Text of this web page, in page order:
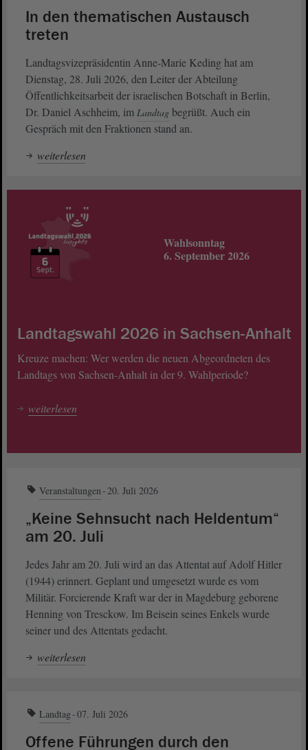
In den thematischen Austausch
treten
Landtagsvizepräsidentin Anne-Marie Keding hat am
Dienstag, 28. Juli 2026, den Leiter der Abteilung
Öffentlichkeitsarbeit der israelischen Botschaft in Berlin,
Dr. Daniel Aschheim, im Landtag begrüßt. Auch ein
Gespräch mit den Fraktionen stand an.
weiterlesen
Wahlsonntag
6. September 2026
Landtagswahl 2026 in Sachsen-Anhalt
Kreuze machen: Wer werden die neuen Abgeordneten des
Landtags von Sachsen-Anhalt in der 9. Wahlperiode?
weiterlesen
Veranstaltungen 20. Juli 2026
„Keine Sehnsucht nach Heldentum“
am 20. Juli
Jedes Jahr am 20. Juli wird an das Attentat auf Adolf Hitler
(1944) erinnert. Geplant und umgesetzt wurde es vom
Militär. Forcierende Kraft war der in Magdeburg geborene
Henning von Tresckow. Im Beisein seines Enkels wurde
seiner und des Attentats gedacht.
weiterlesen
Landtag 07. Juli 2026
Offene Führungen durch den